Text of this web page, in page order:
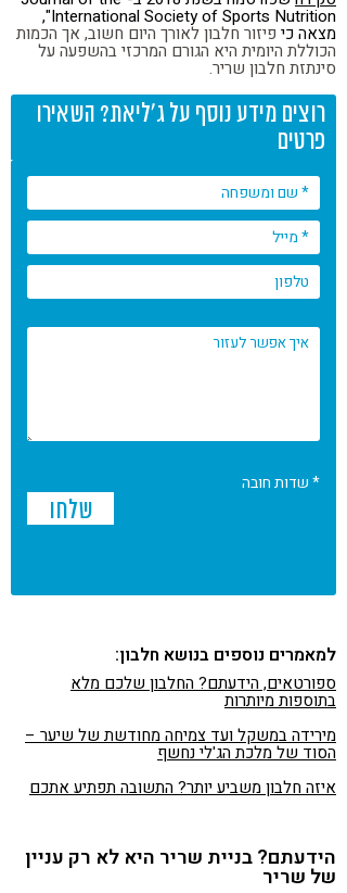
International Society of Sports Nutrition",
מצאה כי פיזור חלבון לאורך היום חשוב, אך הכמות
הכוללת היומית היא הגורם המרכזי בהשפעה על
סינתזת חלבון שריר.
רוצים מידע נוסף על ג'ליאת? השאירו
פרטים
* שדות חובה
למאמרים נוספים בנושא חלבון:
ספורטאים, הידעתם? החלבון שלכם מלא
בתוספות מיותרות
מירידה במשקל ועד צמיחה מחודשת של שיער –
הסוד של מלכת הג'לי נחשף
איזה חלבון משביע יותר? התשובה תפתיע אתכם
הידעתם? בניית שריר היא לא רק עניין
של שריר